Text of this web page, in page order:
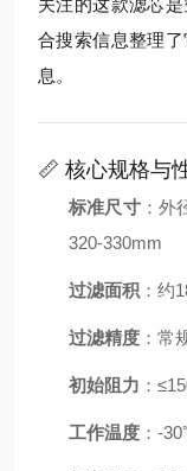
关注的这款滤芯
合搜索信息整理
息。
📏 核心规格与
标准尺寸：外
320-330mm
过滤面积 ：约
过滤精度 ：常
初始阻力 ：
工作温度 ：-